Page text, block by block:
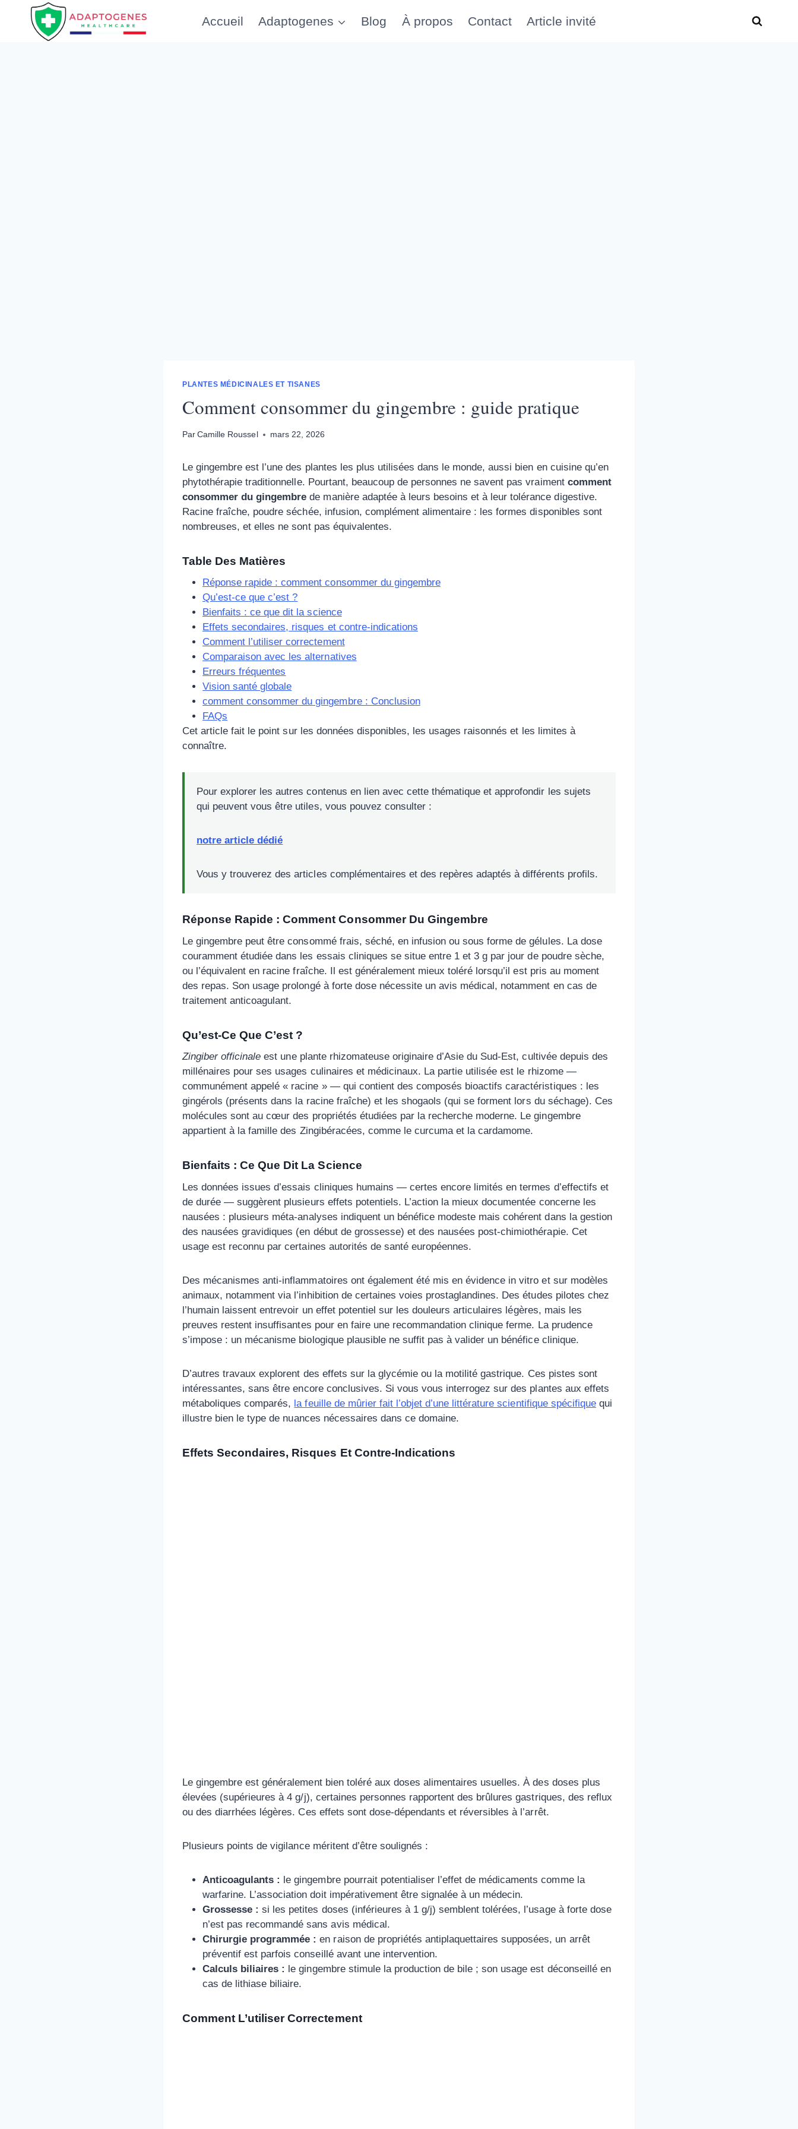
Accueil Adaptogenes Blog À propos Contact Article invité
PLANTES MÉDICINALES ET TISANES
Comment consommer du gingembre : guide pratique
Par Camille Roussel mars 22, 2026
Le gingembre est l’une des plantes les plus utilisées dans le monde, aussi bien en cuisine qu’en
phytothérapie traditionnelle. Pourtant, beaucoup de personnes ne savent pas vraiment comment
consommer du gingembre de manière adaptée à leurs besoins et à leur tolérance digestive.
Racine fraîche, poudre séchée, infusion, complément alimentaire : les formes disponibles sont
nombreuses, et elles ne sont pas équivalentes.
Table Des Matières
Réponse rapide : comment consommer du gingembre
Qu’est-ce que c’est ?
Bienfaits : ce que dit la science
Effets secondaires, risques et contre-indications
Comment l’utiliser correctement
Comparaison avec les alternatives
Erreurs fréquentes
Vision santé globale
comment consommer du gingembre : Conclusion
FAQs
Cet article fait le point sur les données disponibles, les usages raisonnés et les limites à
connaître.
Pour explorer les autres contenus en lien avec cette thématique et approfondir les sujets
qui peuvent vous être utiles, vous pouvez consulter :
notre article dédié
Vous y trouverez des articles complémentaires et des repères adaptés à différents profils.
Réponse Rapide : Comment Consommer Du Gingembre
Le gingembre peut être consommé frais, séché, en infusion ou sous forme de gélules. La dose
couramment étudiée dans les essais cliniques se situe entre 1 et 3 g par jour de poudre sèche,
ou l’équivalent en racine fraîche. Il est généralement mieux toléré lorsqu’il est pris au moment
des repas. Son usage prolongé à forte dose nécessite un avis médical, notamment en cas de
traitement anticoagulant.
Qu’est-Ce Que C’est ?
Zingiber officinale est une plante rhizomateuse originaire d’Asie du Sud-Est, cultivée depuis des
millénaires pour ses usages culinaires et médicinaux. La partie utilisée est le rhizome —
communément appelé « racine » — qui contient des composés bioactifs caractéristiques : les
gingérols (présents dans la racine fraîche) et les shogaols (qui se forment lors du séchage). Ces
molécules sont au cœur des propriétés étudiées par la recherche moderne. Le gingembre
appartient à la famille des Zingibéracées, comme le curcuma et la cardamome.
Bienfaits : Ce Que Dit La Science
Les données issues d’essais cliniques humains — certes encore limités en termes d’effectifs et
de durée — suggèrent plusieurs effets potentiels. L’action la mieux documentée concerne les
nausées : plusieurs méta-analyses indiquent un bénéfice modeste mais cohérent dans la gestion
des nausées gravidiques (en début de grossesse) et des nausées post-chimiothérapie. Cet
usage est reconnu par certaines autorités de santé européennes.
Des mécanismes anti-inflammatoires ont également été mis en évidence in vitro et sur modèles
animaux, notamment via l’inhibition de certaines voies prostaglandines. Des études pilotes chez
l’humain laissent entrevoir un effet potentiel sur les douleurs articulaires légères, mais les
preuves restent insuffisantes pour en faire une recommandation clinique ferme. La prudence
s’impose : un mécanisme biologique plausible ne suffit pas à valider un bénéfice clinique.
D’autres travaux explorent des effets sur la glycémie ou la motilité gastrique. Ces pistes sont
intéressantes, sans être encore conclusives. Si vous vous interrogez sur des plantes aux effets
métaboliques comparés, la feuille de mûrier fait l’objet d’une littérature scientifique spécifiquequi
illustre bien le type de nuances nécessaires dans ce domaine.
Effets Secondaires, Risques Et Contre-Indications
Le gingembre est généralement bien toléré aux doses alimentaires usuelles. À des doses plus
élevées (supérieures à 4 g/j), certaines personnes rapportent des brûlures gastriques, des reflux
ou des diarrhées légères. Ces effets sont dose-dépendants et réversibles à l’arrêt.
Plusieurs points de vigilance méritent d’être soulignés :
Anticoagulants : le gingembre pourrait potentialiser l’effet de médicaments comme la
warfarine. L’association doit impérativement être signalée à un médecin.
Grossesse : si les petites doses (inférieures à 1 g/j) semblent tolérées, l’usage à forte dose
n’est pas recommandé sans avis médical.
Chirurgie programmée : en raison de propriétés antiplaquettaires supposées, un arrêt
préventif est parfois conseillé avant une intervention.
Calculs biliaires : le gingembre stimule la production de bile ; son usage est déconseillé en
cas de lithiase biliaire.
Comment L’utiliser Correctement